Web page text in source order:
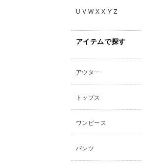
U V W X X Y Z
アイテムで探す
アウター
トップス
ワンピース
パンツ